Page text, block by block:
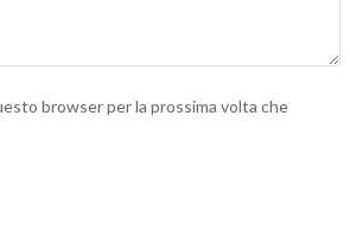
browser per la prossima volta che